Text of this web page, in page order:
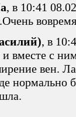
, в 10:41
, в
и вместе с
вен.
нормально